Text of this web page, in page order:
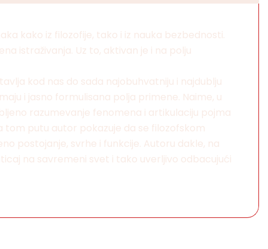
kako iz filozofije, tako i iz nauka bezbednosti.
istraživanja. Uz to, aktivan je i na polju
kod nas do sada najobuhvatniju i najdublju
i jasno formulisana polja primene. Naime, u
razumevanje fenomena i artikulaciju pojma
tom putu autor pokazuje da se filozofskom
postojanje, svrhe i funkcije. Autoru dakle, na
na savremeni svet i tako uverljivo odbacujući